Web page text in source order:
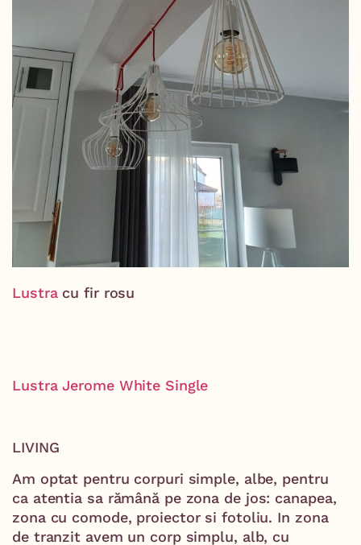
Lustra cu fir rosu
Lustra Jerome White Single
LIVING
Am optat pentru corpuri simple, albe, pentru
ca atentia sa rămână pe zona de jos: canapea,
zona cu comode, proiector si fotoliu. In zona
de tranzit avem un corp simplu, alb, cu